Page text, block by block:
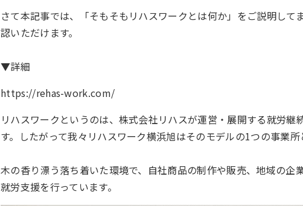
さて本記事では、「そもそもリハスワークとは何か」をご説明して
認いただけます。
▼詳細
https://rehas-work.com/
リハスワークというのは、株式会社リハスが運営・展開する就労継
す。したがって我々リハスワーク横浜旭はそのモデルの1つの事業所
木の香り漂う落ち着いた環境で、自社商品の制作や販売、地域の企
就労支援を行っています。